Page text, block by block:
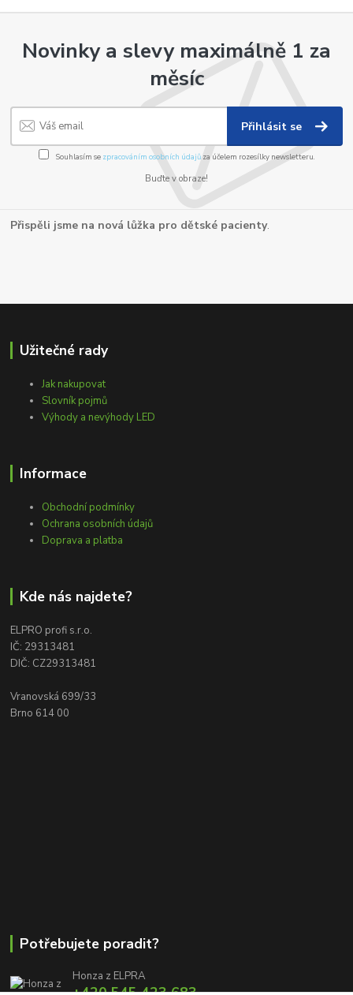
Novinky a slevy maximálně 1 za
měsíc
Přihlásit se
Souhlasím se zpracováním osobních údajůza účelem rozesílky newsletteru.
Buďte v obraze!
Přispěli jsme na nová lůžka pro dětské pacienty.
Užitečné rady
Jak nakupovat
Slovník pojmů
Výhody a nevýhody LED
Informace
Obchodní podmínky
Ochrana osobních údajů
Doprava a platba
Kde nás najdete?
ELPRO profi s.r.o.
IČ: 29313481
DIČ: CZ29313481
Vranovská 699/33
Brno 614 00
Potřebujete poradit?
Honza z ELPRA